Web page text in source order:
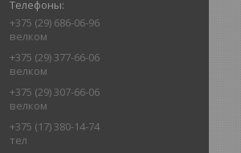
+375 (29) 686-06-96
велком
+375 (29) 377-66-06
велком
+375 (29) 307-66-06
велком
+375 (17) 380-14-74
тел